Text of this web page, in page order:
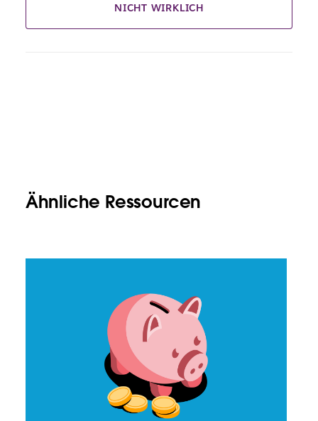
NICHT WIRKLICH
Ähnliche Ressourcen